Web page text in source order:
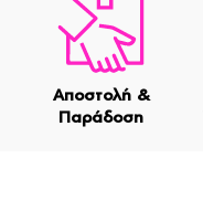
Αποστολή &
Παράδοση